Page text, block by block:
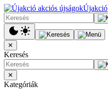
Újakció
✕
Keresés
✕
Kategóriák